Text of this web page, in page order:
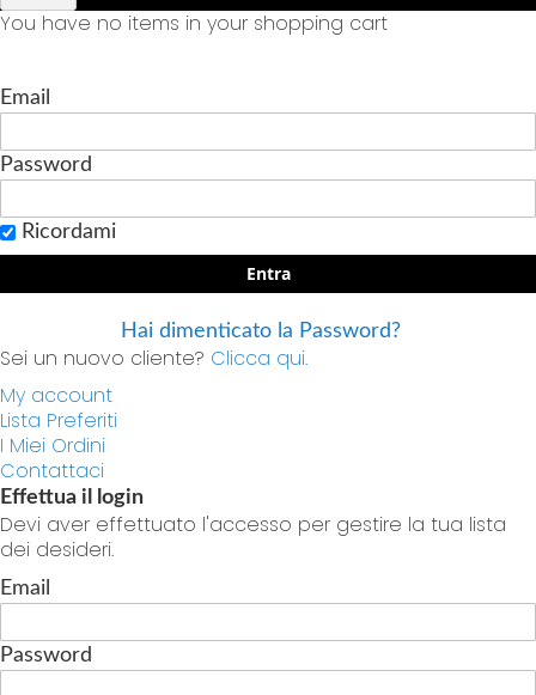
You have no items in your shopping cart
Email
Password
Ricordami
Entra
Hai dimenticato la Password?
Sei un nuovo cliente? Clicca qui.
My account
Lista Preferiti
I Miei Ordini
Contattaci
Effettua il login
Devi aver effettuato l'accesso per gestire la tua lista
dei desideri.
Email
Password